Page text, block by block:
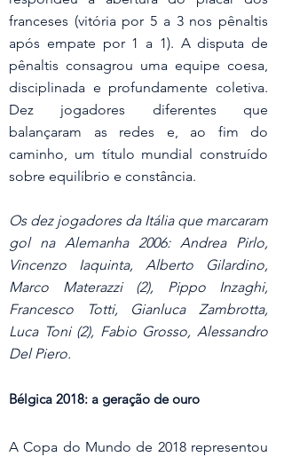
franceses (vitória por 5 a 3 nos pênaltis
após empate por 1 a 1). A disputa de
pênaltis consagrou uma equipe coesa,
disciplinada e profundamente coletiva.
Dez jogadores diferentes que
balançaram as redes e, ao fim do
caminho, um título mundial construído
sobre equilíbrio e constância.
Os dez jogadores da Itália que marcaram
gol na Alemanha 2006: Andrea Pirlo,
Vincenzo Iaquinta, Alberto Gilardino,
Marco Materazzi (2), Pippo Inzaghi,
Francesco Totti, Gianluca Zambrotta,
Luca Toni (2), Fabio Grosso, Alessandro
Del Piero.
Bélgica 2018: a geração de ouro
A Copa do Mundo de 2018 representou